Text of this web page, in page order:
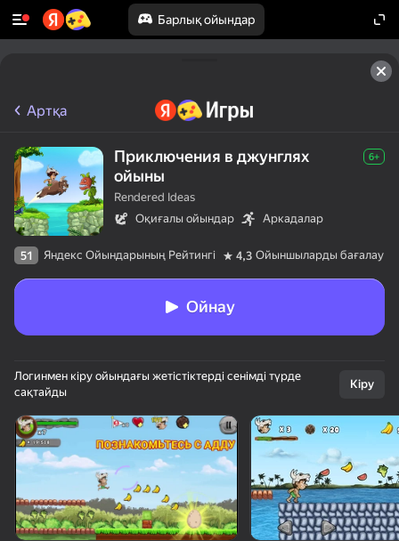
Барлық ойындар
Құрылғыны бұрыңыз
Ойын тек көлденең
бағдарда ғана істейді
Артқа
Приключения в джунглях
ойыны
6+
Rendered Ideas
Оқиғалы ойындар
Аркадалар
51 Яндекс Ойындарының Рейтингі 4,3 Ойыншыларды бағалау
Ойнау
Логинмен кіру ойындағы жетістіктерді сенімді түрде
сақтайды
Кіру